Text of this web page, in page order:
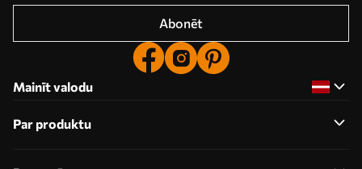
Abonēt
Mainīt valodu
Par produktu